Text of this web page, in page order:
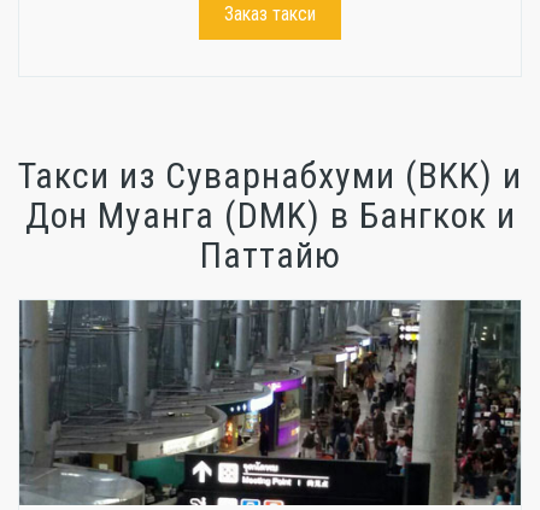
Заказ такси
Такси из Суварнабхуми (BKK) и
Дон Муанга (DMK) в Бангкок и
Паттайю